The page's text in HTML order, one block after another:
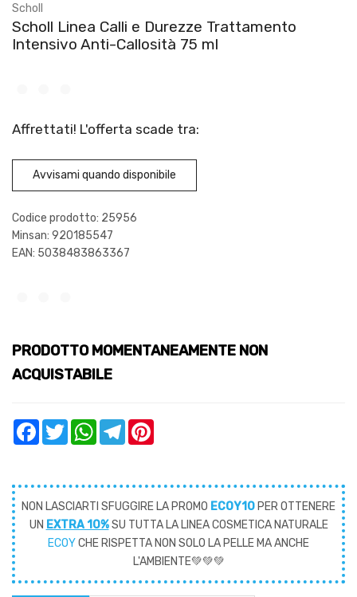
Scholl
Scholl Linea Calli e Durezze Trattamento
Intensivo Anti-Callosità 75 ml
Affrettati! L'offerta scade tra:
Avvisami quando disponibile
Codice prodotto: 25956
Minsan: 920185547
EAN: 5038483863367
PRODOTTO MOMENTANEAMENTE NON
ACQUISTABILE
FacebookTwitterWhatsAppTelegram
NON LASCIARTI SFUGGIRE LA PROMO ECOY10 PER OTTENERE
UN EXTRA 10%SU TUTTA LA LINEA COSMETICA NATURALE
ECOYCHE RISPETTA NON SOLO LA PELLE MA ANCHE
L'AMBIENTE💚💚💚